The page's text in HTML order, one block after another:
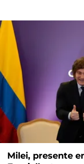
Milei, presente